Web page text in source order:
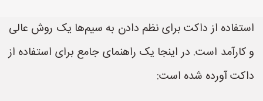
استفاده از داکت برای نظم دادن به سیم‌ها یک روش عالی
و کارآمد است. در اینجا یک راهنمای جامع برای استفاده از
داکت آورده شده است: